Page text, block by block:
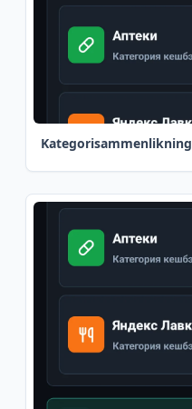
Kategorisammenlikning